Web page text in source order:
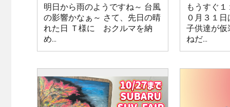
明日から雨のようですね～ 台風
の影響かなぁ～ さて、先日の晴
れた日 Ｔ様に おクルマを納
め...
もうすぐ
０月３１
子供達が仮
ねだ...